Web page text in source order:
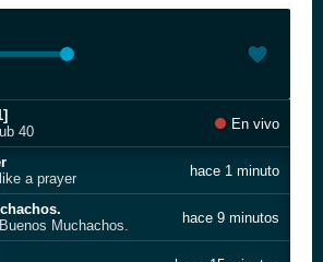
40
En vivo
a prayer
hace 1 minuto
Muchachos.
hace 9 minutos